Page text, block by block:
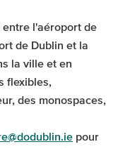
l'aéroport de
de Dublin et la
la ville et en
flexibles,
des monospaces,
pour